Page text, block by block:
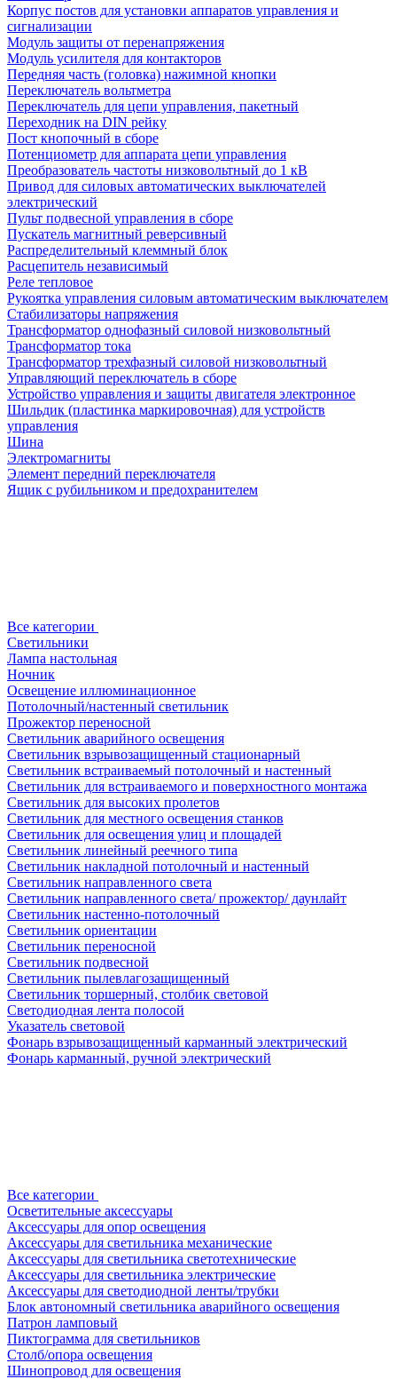
Корпус постов для установки аппаратов управления и
сигнализации
Модуль защиты от перенапряжения
Модуль усилителя для контакторов
Передняя часть (головка) нажимной кнопки
Переключатель вольтметра
Переключатель для цепи управления, пакетный
Переходник на DIN рейку
Пост кнопочный в сборе
Потенциометр для аппарата цепи управления
Преобразователь частоты низковольтный до 1 кВ
Привод для силовых автоматических выключателей
электрический
Пульт подвесной управления в сборе
Пускатель магнитный реверсивный
Распределительный клеммный блок
Расцепитель независимый
Реле тепловое
Рукоятка управления силовым автоматическим выключателем
Стабилизаторы напряжения
Трансформатор однофазный силовой низковольтный
Трансформатор тока
Трансформатор трехфазный силовой низковольтный
Управляющий переключатель в сборе
Устройство управления и защиты двигателя электронное
Шильдик (пластинка маркировочная) для устройств
управления
Шина
Электромагниты
Элемент передний переключателя
Ящик с рубильником и предохранителем
Все категории
Светильники
Лампа настольная
Ночник
Освещение иллюминационное
Потолочный/настенный светильник
Прожектор переносной
Светильник аварийного освещения
Светильник взрывозащищенный стационарный
Светильник встраиваемый потолочный и настенный
Светильник для встраиваемого и поверхностного монтажа
Светильник для высоких пролетов
Светильник для местного освещения станков
Светильник для освещения улиц и площадей
Светильник линейный реечного типа
Светильник накладной потолочный и настенный
Светильник направленного света
Светильник направленного света/ прожектор/ даунлайт
Светильник настенно-потолочный
Светильник ориентации
Светильник переносной
Светильник подвесной
Светильник пылевлагозащищенный
Светильник торшерный, столбик световой
Светодиодная лента полосой
Указатель световой
Фонарь взрывозащищенный карманный электрический
Фонарь карманный, ручной электрический
Все категории
Осветительные аксессуары
Аксессуары для опор освещения
Аксессуары для светильника механические
Аксессуары для светильника светотехнические
Аксессуары для светильника электрические
Аксессуары для светодиодной ленты/трубки
Блок автономный светильника аварийного освещения
Патрон ламповый
Пиктограмма для светильников
Столб/опора освещения
Шинопровод для освещения